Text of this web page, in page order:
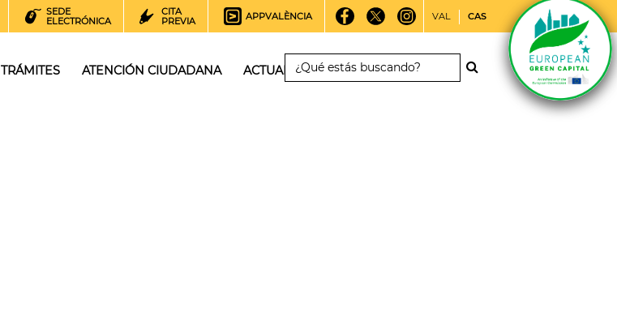
SEDE
ELECTRÓNICA
CITA
PREVIA
APPVALÈNCIA VAL CAS
TRÁMITES ATENCIÓN CIUDADANA ACTUALIDAD